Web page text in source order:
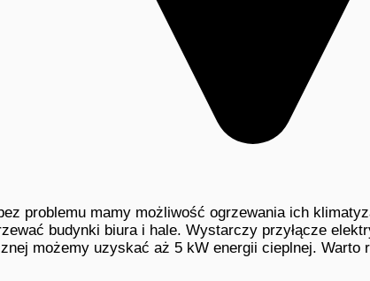
problemu mamy możliwość ogrzewania ich
budynki biura i hale. Wystarczy przyłącze
możemy uzyskać aż 5 kW energii cieplnej.